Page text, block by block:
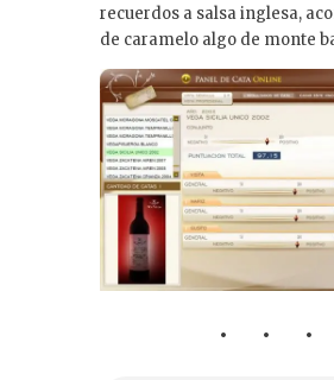
recuerdos a salsa inglesa,
de caramelo algo de monte